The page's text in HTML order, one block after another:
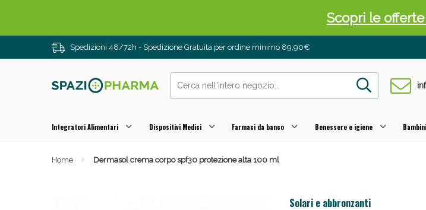
Spedizioni 48/72h - Spedizione Gratuita per ordine minimo 89,90€
Integratori Alimentari Dispositivi Medici Farmaci da banco Benessere e igiene
Home Dermasol crema corpo spf30 protezione alta 100 ml
Solari e abbronzanti
Scopri le
Drenanti e Pancia Piatta: Sconti fino